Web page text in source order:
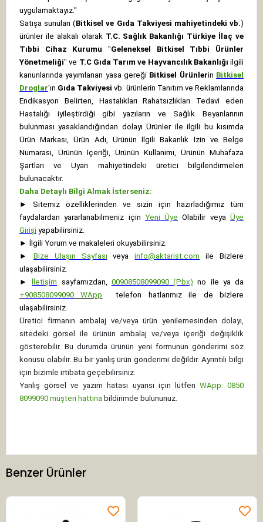
uygulamaktayız."
Satışa sunulan (Bitkisel ve Gıda Takviyesi mahiyetindeki vb.)
ürünler ile alakalı olarak T.C. Sağlık Bakanlığı Türkiye İlaç ve
Tıbbi Cihaz Kurumu "Geleneksel Bitkisel Tıbbi Ürünler
Yönetmeliği" ve T.C Gıda Tarım ve Hayvancılık Bakanlığı ilgili
kanunlarında yayımlanan yasa gereği Bitkisel Ürünlerin Bitkisel
Droglar'ın Gıda Takviyesi vb. ürünlerin Tanıtım ve Reklamlarında
Endikasyon Belirten, Hastalıkları Rahatsızlıkları Tedavi eden
Hastalığı iyileştirdiği gibi yazıların ve Sağlık Beyanlarının
bulunması yasaklandığından dolayı Ürünler ile ilgili bu kısımda
Ürün Markası, Ürün Adı, Ürünün İlgili Bakanlık İzin ve Belge
Numarası, Ürünün İçeriği, Ürünün Kullanımı, Ürünün Muhafaza
Şartları ve Uyarı mahiyetindeki üretici bilgilendirmeleri
bulunacaktır.
Daha Detaylı Bilgi Almak İsterseniz:
►
Sitemiz özelliklerinden ve sizin için hazırladığımız tüm
faydalardan yararlanabilmeniz için Yeni Üye Olabilir veyaÜye
Girişi yapabilirsiniz.
► İlgili Yorum ve makaleleri okuyabilirsiniz.
►
Bize Ulaşın Sayfası veya info@aktarist.com
ile Bizlere
ulaşabilirsiniz.
►
İletişim sayfamızdan, 00908508099090 (Pbx) no ile ya da
+908508099090 WApp
telefon hatlarımız ile de bizlere
ulaşabilirsiniz.
Üretici firmanın ambalaj ve/veya ürün yenilemesinden dolayı,
sitedeki görsel ile ürünün ambalaj ve/veya içeriği değişiklik
gösterebilir. Bu durumda ürünün yeni formunun gönderimi söz
konusu olabilir. Bu bir yanlış ürün gönderimi değildir. Ayrıntılı bilgi
için bizimle irtibata geçebilirsiniz.
Yanlış görsel ve yazım hatası uyarısı için lütfen WApp: 0850
8099090 müşteri hattına bildirimde bulununuz.
Benzer Ürünler